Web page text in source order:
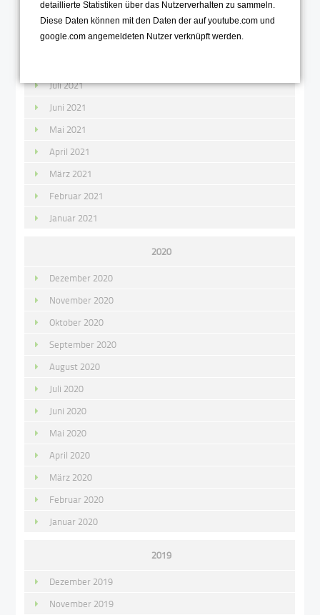
Oktober 2021
September 2021
Juli 2021
Juni 2021
Mai 2021
April 2021
März 2021
Februar 2021
Januar 2021
2020
Dezember 2020
November 2020
Oktober 2020
September 2020
August 2020
Juli 2020
Juni 2020
Mai 2020
April 2020
März 2020
Februar 2020
Januar 2020
2019
Dezember 2019
November 2019
detaillierte Statistiken über das Nutzerverhalten zu sammeln.
Diese Daten können mit den Daten der auf youtube.com und
google.com angemeldeten Nutzer verknüpft werden.